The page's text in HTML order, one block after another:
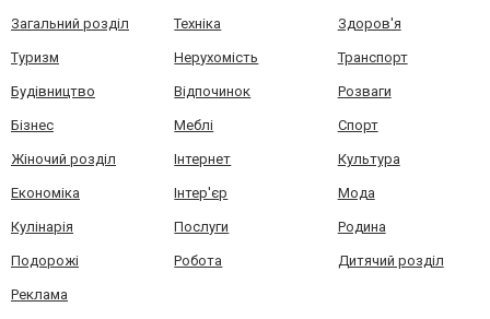
Загальний розділ Техніка Здоров'я
Туризм Нерухомість Транспорт
Будівництво Відпочинок Розваги
Бізнес Меблі Спорт
Жіночий розділ Інтернет Культура
Економіка Інтер'єр Мода
Кулінарія Послуги Родина
Подорожі Робота Дитячий розділ
Реклама